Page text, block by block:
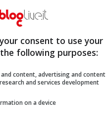
consent to use your
following purposes:
content, advertising and content
and services development
on a device